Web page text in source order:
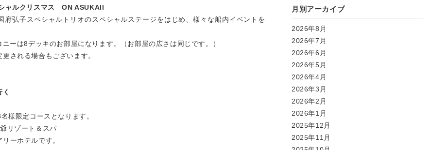
ャルクリスマス ON ASUKAII
府弘子スペシャルトリオのスペシャルステージをはじめ、様々な船内イベントを
ーは8デッキのお部屋になります。（お部屋の広さは同じです。）
される場合もございます。
様限定コースとなります。
リゾート＆スパ
ーホテルです。
月別アーカイブ
2026年8月
2026年7月
2026年6月
2026年5月
2026年4月
2026年3月
2026年2月
2026年1月
2025年12月
2025年11月